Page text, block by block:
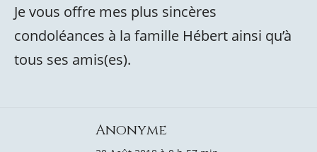
Je vous offre mes plus sincères
condoléances à la famille Hébert ainsi qu’à
tous ses amis(es).
Anonyme